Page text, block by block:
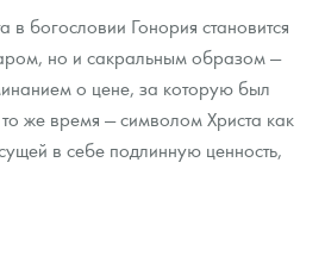
богословии Гонория становится
но и сакральным образом —
о цене, за которую был
же время — символом Христа как
в себе подлинную ценность,